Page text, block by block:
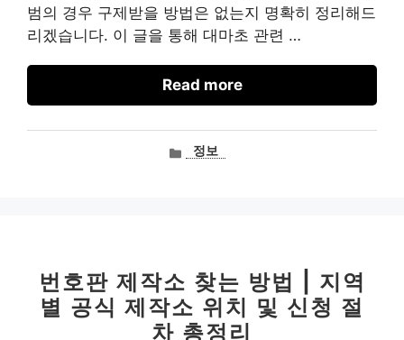
범의 경우 구제받을 방법은 없는지 명확히 정리해드
리겠습니다. 이 글을 통해 대마초 관련 …
Read more
카정보
번호판 제작소 찾는 방법 | 지역
별 공식 제작소 위치 및 신청 절
차 총정리